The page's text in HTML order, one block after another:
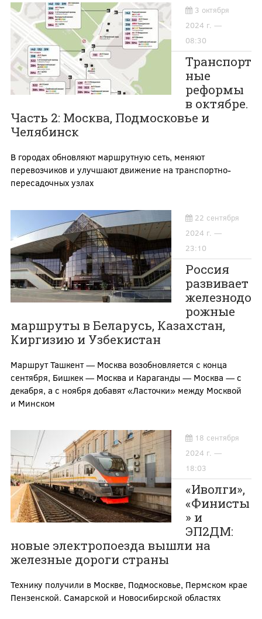
3 октября
2024 г. —
08:30
Транспорт
ные
реформы
в октябре.
Часть 2: Москва, Подмосковье и
Челябинск
В городах обновляют маршрутную сеть, меняют
перевозчиков и улучшают движение на транспортно-
пересадочных узлах
22 сентября
2024 г. —
23:10
Россия
развивает
железнодо
рожные
маршруты в Беларусь, Казахстан,
Киргизию и Узбекистан
Маршрут Ташкент — Москва возобновляется с конца
сентября, Бишкек — Москва и Караганды — Москва — с
декабря, а с ноября добавят «Ласточки» между Москвой
и Минском
18 сентября
2024 г. —
18:03
«Иволги»,
«Финисты
» и
ЭП2ДМ:
новые электропоезда вышли на
железные дороги страны
Технику получили в Москве, Подмосковье, Пермском крае
Пензенской. Самарской и Новосибирской областях